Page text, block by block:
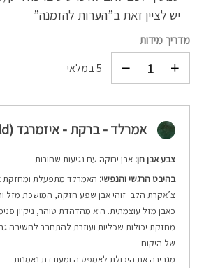
יש לציין זאת ב”הערות להזמנה”
מדריך מידות
5 במלאי
אמרלד - ברקת - איזמרגד (Emerald)
צבע אבן חן: אבן ירוקה עם נגיעות שחורות
בהיבט הרגשי והנפשי: האמרלד מתפעלת ומחזקת
צ’אקרת הלב. זוהי אבן שפע חזקה, המושכת מזל
כאבן מזל עוצמתית. היא מהדהדת טוהר, ניקיון
מחזקת יכולות שכליות ועוזרת להתחבר לחשיבה
של היקום.
מגבירה את היכולת לאמפטיה ומעודדת נאמנות.